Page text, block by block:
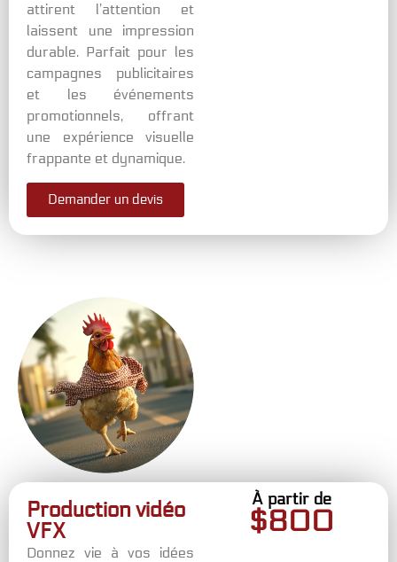
attirent l’attention et
laissent une impression
durable. Parfait pour les
campagnes publicitaires
et les événements
promotionnels, offrant
une expérience visuelle
frappante et dynamique.
Demander un devis
Production vidéo
VFX
Donnez vie à vos idées
À partir de
$800